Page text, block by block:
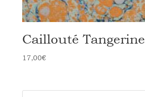
Caillouté Tangerine
17,00€